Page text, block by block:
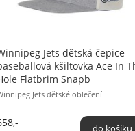
Jets dětská čepice
kšiltovka Ace In
Flatbrim Snapb
Jets dětské oblečení